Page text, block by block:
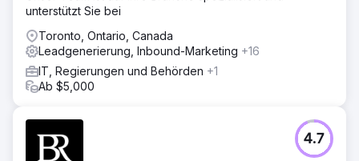
unterstützt Sie bei
Toronto, Ontario, Canada
Leadgenerierung, Inbound-Marketing +16
IT, Regierungen und Behörden +1
Ab $5,000
4.7